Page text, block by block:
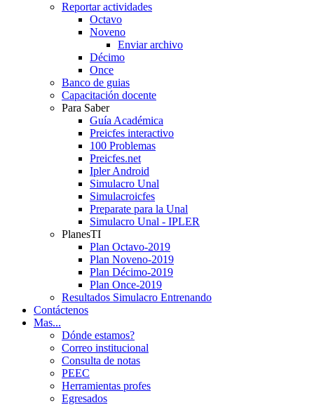
Reportar actividades
Octavo
Noveno
Enviar archivo
Décimo
Once
Banco de guias
Capacitación docente
Para Saber
Guía Académica
Preicfes interactivo
100 Problemas
Preicfes.net
Ipler Android
Simulacro Unal
Simulacroicfes
Preparate para la Unal
Simulacro Unal - IPLER
PlanesTI
Plan Octavo-2019
Plan Noveno-2019
Plan Décimo-2019
Plan Once-2019
Resultados Simulacro Entrenando
Contáctenos
Mas...
Dónde estamos?
Correo institucional
Consulta de notas
PEEC
Herramientas profes
Egresados